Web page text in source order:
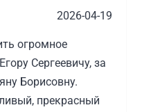
2026-04-19
огромное
Сергеевичу, за
Борисовну.
прекрасный